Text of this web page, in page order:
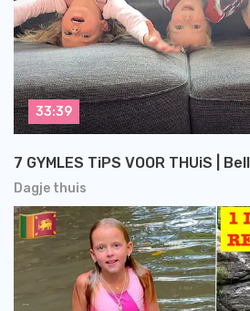
Dagje thuis
7 GYMLES TiPS VOOR THUiS |
33:39